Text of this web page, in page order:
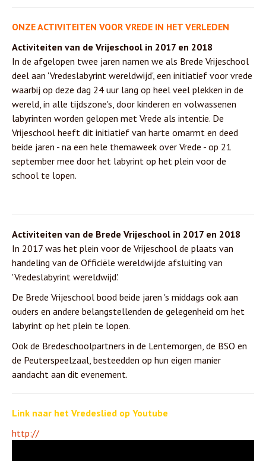
ONZE ACTIVITEITEN VOOR VREDE IN HET VERLEDEN
Activiteiten van de Vrijeschool in 2017 en 2018
In de afgelopen twee jaren namen we als Brede Vrijeschool
deel aan 'Vredeslabyrint wereldwijd', een initiatief voor vrede
waarbij op deze dag 24 uur lang op heel veel plekken in de
wereld, in alle tijdszone's, door kinderen en volwassenen
labyrinten worden gelopen met Vrede als intentie. De
Vrijeschool heeft dit initiatief van harte omarmt en deed
beide jaren - na een hele themaweek over Vrede - op 21
september mee door het labyrint op het plein voor de
school te lopen.
Activiteiten van de Brede Vrijeschool in 2017 en 2018
In 2017 was het plein voor de Vrijeschool de plaats van
handeling van de Officiële wereldwijde afsluiting van
'Vredeslabyrint wereldwijd'.
De Brede Vrijeschool bood beide jaren 's middags ook aan
ouders en andere belangstellenden de gelegenheid om het
labyrint op het plein te lopen.
Ook de Bredeschoolpartners in de Lentemorgen, de BSO en
de Peuterspeelzaal, besteedden op hun eigen manier
aandacht aan dit evenement.
Link naar het Vredeslied op Youtube
http://